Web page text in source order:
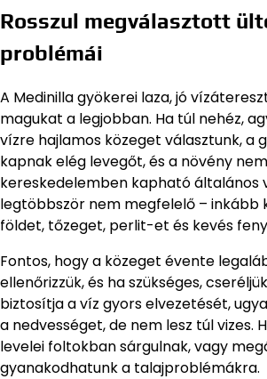
Rosszul megválasztott
problémái
A Medinilla gyökerei laza, jó
magukat a legjobban. Ha túl nehéz,
vízre hajlamos közeget választunk, a
kapnak elég levegőt, és a növény
kereskedelemben kapható általános
legtöbbször nem megfelelő – inkább
földet, tőzeget, perlit-et és kevés
Fontos, hogy a közeget évente
ellenőrizzük, és ha szükséges,
biztosítja a víz gyors elvezetését,
a nedvességet, de nem lesz túl vizes.
levelei foltokban sárgulnak, vagy
gyanakodhatunk a talajproblémákra.